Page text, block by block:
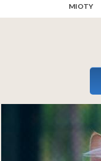
MIOTY